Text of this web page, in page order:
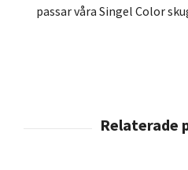
passar våra Singel Color